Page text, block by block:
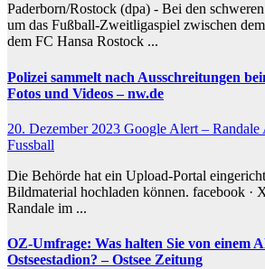
Paderborn/Rostock (dpa) - Bei den
um das Fußball-Zweitligaspiel zwischen
dem FC Hansa Rostock ...
Polizei sammelt nach Ausschreitungen
Fotos und Videos – nw.de
20. Dezember 2023 Google Alert – Randale
Fussball
Die Behörde hat ein Upload-Portal
Bildmaterial hochladen können. facebook ·
Randale im ...
OZ-Umfrage: Was halten Sie von einem
Ostseestadion? – Ostsee Zeitung